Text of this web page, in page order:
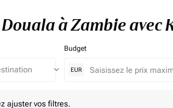
à Zambie avec
keyboard_arrow_down
Budget
EUR
ajuster vos filtres.